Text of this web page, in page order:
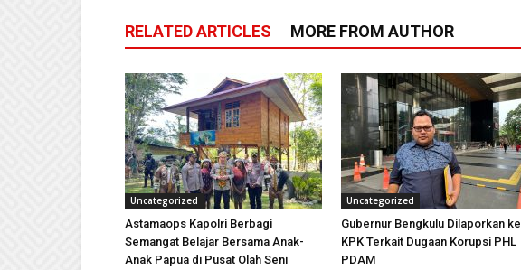
RELATED ARTICLES MORE FROM AUTHOR
Uncategorized
Astamaops Kapolri Berbagi
Semangat Belajar Bersama Anak-
Anak Papua di Pusat Olah Seni
Uncategorized
Gubernur Bengkulu Dilaporkan ke
KPK Terkait Dugaan Korupsi PHL
PDAM